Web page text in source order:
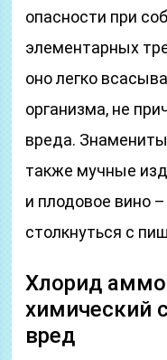
опасности при
элементарных
оно легко
организма, не
вреда.
также мучные
и плодовое вино
столкнуться с
Хлорид
химический
вред